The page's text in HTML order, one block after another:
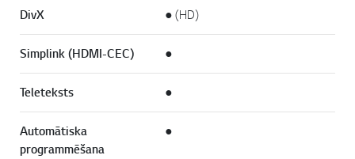
DivX ● (HD)
Simplink (HDMI-CEC) ●
Teleteksts ●
Automātiska
programmēšana
●